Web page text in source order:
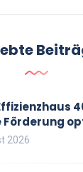
die
praktische
Förderung
und
2026